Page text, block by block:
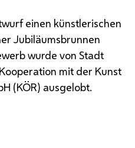
einen künstlerischen
Jubiläumsbrunnen
wurde von Stadt
mit der Kunst
(KÖR) ausgelobt.